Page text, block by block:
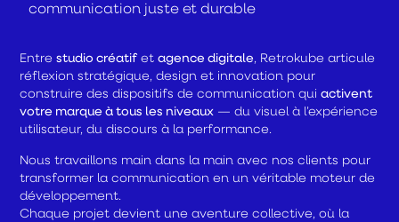
communication juste et durable
Entrestudio créatifetagence digitale, Retrokube articule
réflexion stratégique, design et innovation pour
construire des dispositifs de communication quiactivent
votre marque à tous les niveaux — du visuel à l’expérience
utilisateur, du discours à la performance.
Nous travaillons main dans la main avec nos clients pour
transformer la communication en un véritable moteur de
développement.
Chaque projet devient une aventure collective, où la